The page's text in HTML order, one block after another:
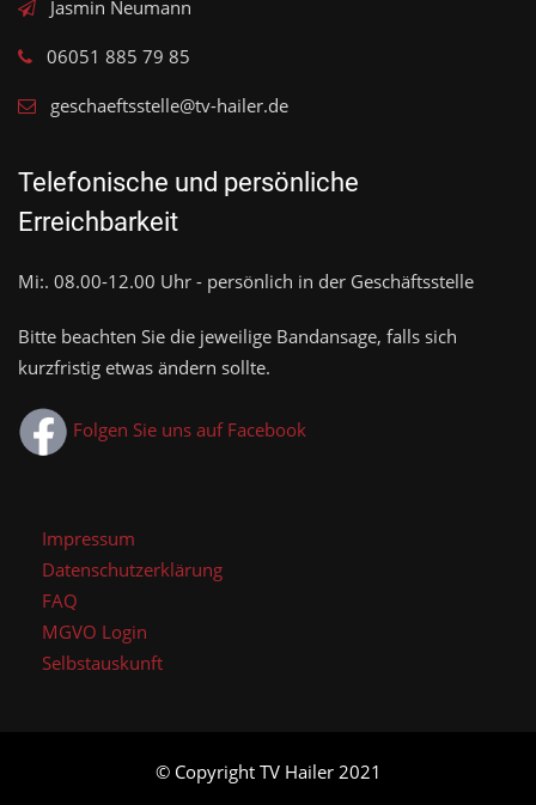
Jasmin Neumann
06051 885 79 85
geschaeftsstelle@tv-hailer.de
Telefonische und persönliche
Erreichbarkeit
Mi:. 08.00-12.00 Uhr - persönlich in der Geschäftsstelle
Bitte beachten Sie die jeweilige Bandansage, falls sich
kurzfristig etwas ändern sollte.
Folgen Sie uns auf Facebook
Impressum
Datenschutzerklärung
FAQ
MGVO Login
Selbstauskunft
© Copyright TV Hailer 2021